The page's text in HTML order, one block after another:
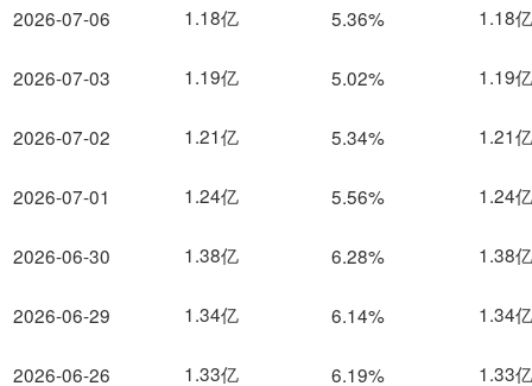
2026-07-06
2026-07-03
2026-07-02
2026-07-01
2026-06-30
2026-06-29
2026-06-26
1.18亿 5.36% 1.18亿
1.19亿 5.02% 1.19亿
1.21亿 5.34% 1.21亿
1.24亿 5.56% 1.24亿
1.38亿 6.28% 1.38亿
1.34亿 6.14% 1.34亿
1.33亿 6.19% 1.33亿